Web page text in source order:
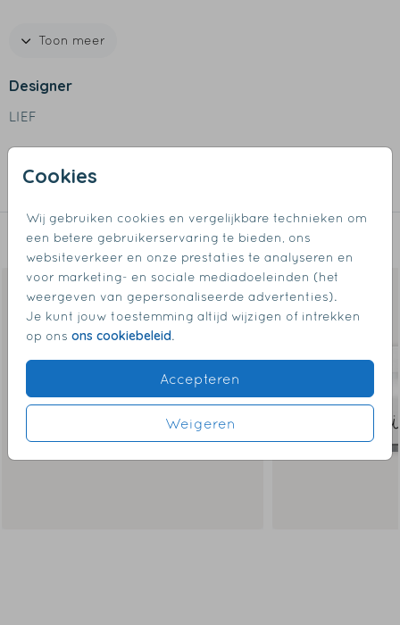
Cookies
Wij gebruiken cookies en vergelijkbare technieken om
een betere gebruikerservaring te bieden, ons
websiteverkeer en onze prestaties te analyseren en
voor marketing- en sociale mediadoeleinden (het
weergeven van gepersonaliseerde advertenties).
Je kunt jouw toestemming altijd wijzigen of intrekken
op ons ons cookiebeleid.
Accepteren
Weigeren
Specificaties Dopper thermosfles MINI
- Goed om te weten: dit is geen thermosfles
- Afmetingen fles: diameter 6 cm hoogte 19 cm
Toon meer
Designer
LIEF
Collectie
Steel
Dit vind je misschien ook leuk